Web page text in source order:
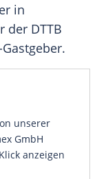
in
der DTTB
unserer
GmbH
anzeigen